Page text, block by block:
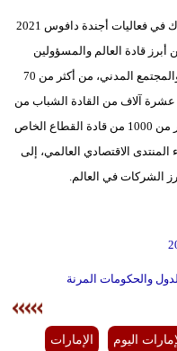
/ 1500 قيادي من أكثر من 70 دولة / كما يشارك في فعاليات أجندة دافوس 2021
تنظم افتراضيا عن بعد، أكثر من 1500 من أبرز قادة العالم والمسؤولين
والخبراء من قادة قطاع الأعمال والحكومات والمجتمع المدني، من أكثر من 70
عشرة آلاف من القادة الشباب من
ممثلي المؤسسات والمجتمعات المدنية وأكثر من 1000 من قادة القطاع الخاص
الاقتصادي العالمي، إلى
والحكومات المرنة
اليوم الإمارات